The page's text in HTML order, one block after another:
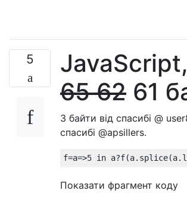
5 JavaScript,
65 62 61
3 байти від спасибі @
спасибі @apsillers.
Показати фрагмент коду